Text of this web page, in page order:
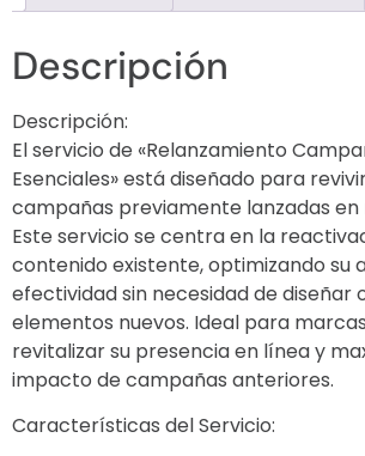
Descripción
Descripción:
El servicio de «Relanzamiento
Esenciales» está diseñado para
campañas previamente lanzadas en
Este servicio se centra en la
contenido existente, optimizando su
efectividad sin necesidad de diseñar
elementos nuevos. Ideal para
revitalizar su presencia en línea y
impacto de campañas anteriores.
Características del Servicio: